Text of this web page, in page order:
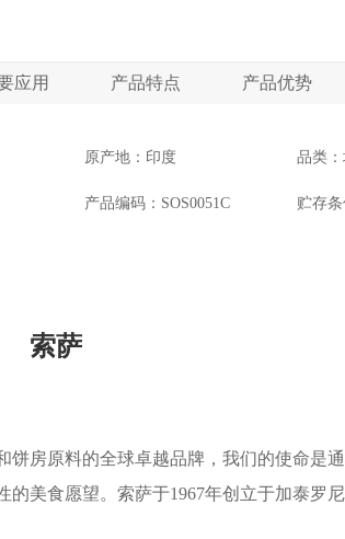
应用 产品特点 产品优势
原产地：印度 品类：
产品编码：SOS0051C 贮存
索萨
饼房原料的全球卓越品牌，我们的使命是
的美食愿望。索萨于1967年创立于加泰罗